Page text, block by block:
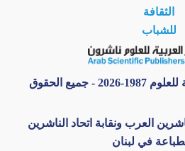
الثقافة
للشباب
الدار العربية للعلوم 1987-2026 - جميع الحقوق
العرب ونقابة اتحاد الناشرين
في لبنان